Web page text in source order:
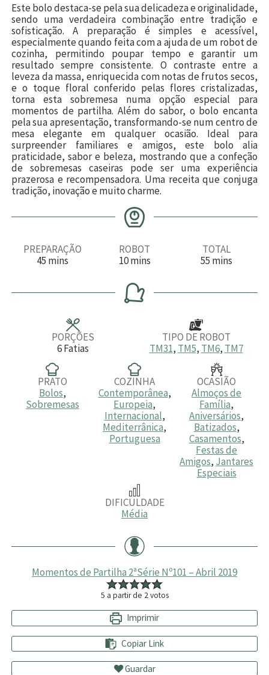
Este bolo destaca-se pela sua delicadeza e originalidade,
sendo uma verdadeira combinação entre tradição e
sofisticação. A preparação é simples e acessível,
especialmente quando feita com a ajuda de um robot de
cozinha, permitindo poupar tempo e garantir um
resultado sempre consistente. O contraste entre a
leveza da massa, enriquecida com notas de frutos secos,
e o toque floral conferido pelas flores cristalizadas,
torna esta sobremesa numa opção especial para
momentos de partilha. Além do sabor, o bolo encanta
pela sua apresentação, transformando-se num centro de
mesa elegante em qualquer ocasião. Ideal para
surpreender familiares e amigos, este bolo alia
praticidade, sabor e beleza, mostrando que a confeção
de sobremesas caseiras pode ser uma experiência
prazerosa e recompensadora. Uma receita que conjuga
tradição, inovação e muito charme.
PREPARAÇÃO
45m
u
mins
ROBOT
10m
n
u
t
mins
TOTAL
55 m
u
mins
PORÇÕES
6Fatias
TIPO DE ROBOT
TM31, TM5, TM6, TM7
PRATO
Bolos,
Sobremesas
COZINHA
Contemporânea,
Europeia,
Internacional,
Mediterrânica,
Portuguesa
OCASIÃO
Almoços de
Família,
Aniversários,
Batizados,
Casamentos,
Festas de
Amigos, Jantares
Especiais
DIFICULDADE
Média
Momentos de Partilha 2ªSérie Nº101 – Abril 2019
5 a partir de 2votos
Imprimir
Copiar Link
Guardar